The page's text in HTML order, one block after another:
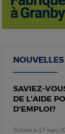
NOUVELLES
SAVIEZ-
DE L'AIDE
D'EMPLOI?
Publiée le 27 mars